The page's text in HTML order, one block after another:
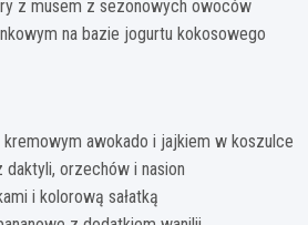
z musem z sezonowych owoców
na bazie jogurtu kokosowego
awokado i jajkiem w koszulce
orzechów i nasion
i kolorową sałatką